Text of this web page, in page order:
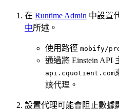
在 Runtime Admin 中設置
中所述。
使用路徑 mobify/
通過將 Einstein API
api.cquotient.com
該代理。
設置代理可能會阻止數據